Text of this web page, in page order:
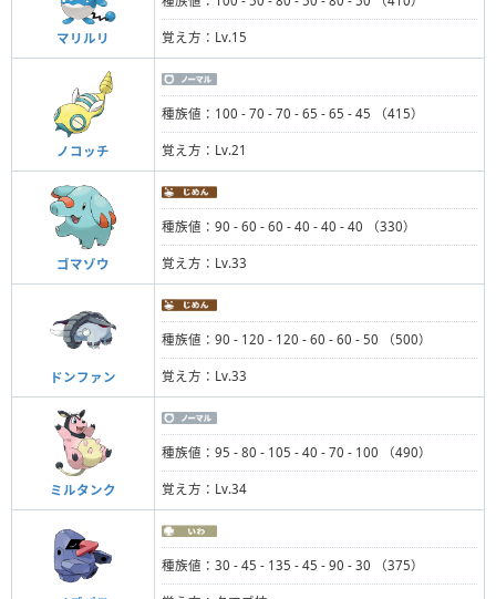
マリルリ 覚え方：Lv.15
ノコッチ
種族値：100 - 70 - 70 - 65 - 65 - 45 （415）
覚え方：Lv.21
ゴマゾウ
種族値：90 - 60 - 60 - 40 - 40 - 40 （330）
覚え方：Lv.33
ドンファン
種族値：90 - 120 - 120 - 60 - 60 - 50 （500）
覚え方：Lv.33
ミルタンク
種族値：95 - 80 - 105 - 40 - 70 - 100 （490）
覚え方：Lv.34
種族値：30 - 45 - 135 - 45 - 90 - 30 （375）